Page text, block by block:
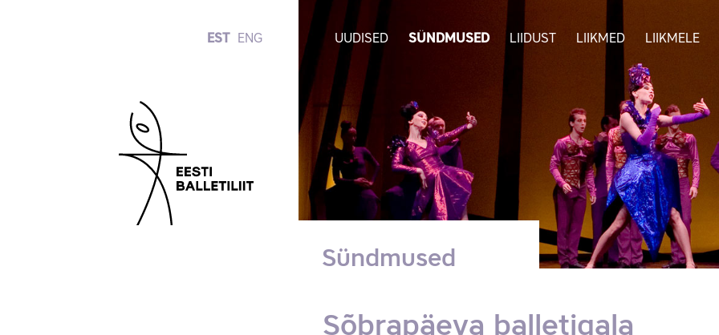
EST ENG UUDISED SÜNDMUSED LIIDUST LIIKMED LIIKMELE
Sündmused
Sõbrapäeva balletigala